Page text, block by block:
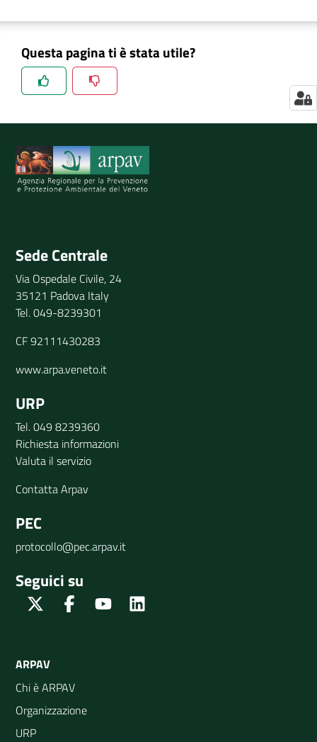
Questa pagina ti è stata utile?
Spiegaci perchè, e aiutaci a migliorare il servizio
Sede Centrale
Via Ospedale Civile, 24
35121 Padova Italy
Tel. 049-8239301
CF 92111430283
www.arpa.veneto.it
URP
Tel. 049 8239360
Richiesta informazioni
Valuta il servizio
Contatta Arpav
PEC
protocollo@pec.arpav.it
Seguici su
Twitter FacebookYoutube
ARPAV
Chi è ARPAV
Organizzazione
URP